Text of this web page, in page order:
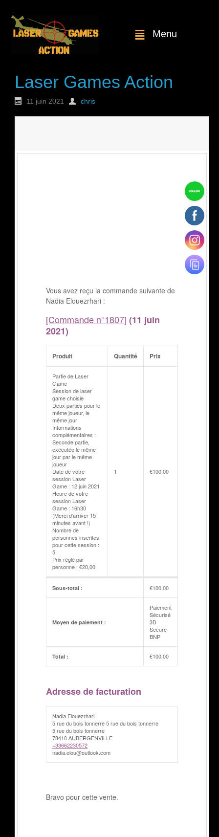
Menu
Laser Games Action
11 juin 2021 chris
Vous avez reçu la commande suivante de
Nadia Elouezrhari :
[Commande n°1807] (11 juin
2021)
Produit Quantité Prix
Partie de Laser
Game
Session de laser
game choisie
Deux parties pour le
même joueur, le
même jour
Informations
complémentaires :
Seconde partie,
exécutée le même
jour par le même
joueur
Date de votre
session Laser
Game : 12 juin 2021
Heure de votre
session Laser
Game : 16h30
(Merci d’arriver 15
minutes avant !)
Nombre de
personnes inscrites
pour cette session :
5
Prix réglé par
personne : €20,00
1 €100,00
Sous-total : €100,00
Moyen de paiement :
Paiement
Sécurisé
3D
Secure
BNP
Total : €100,00
Adresse de facturation
Nadia Elouezrhari
5 rue du bois tonnerre 5 rue du bois tonnerre
5 rue du bois tonnerre
78410 AUBERGENVILLE
+33662230572
nadia.elou@outlook.com
Bravo pour cette vente.